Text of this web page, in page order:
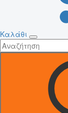
Καλάθι